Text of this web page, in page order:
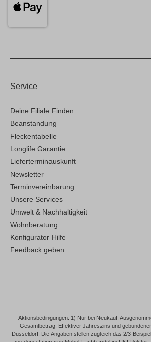
Service
Deine Filiale Finden
Beanstandung
Fleckentabelle
Longlife Garantie
Lieferterminauskunft
Newsletter
Terminvereinbarung
Unsere Services
Umwelt & Nachhaltigkeit
Wohnberatung
Konfigurator Hilfe
Feedback geben
Aktionsbedingungen: 1) Nur bei Neukauf.
Gesamtbetrag. Effektiver Jahreszins und
Düsseldorf. Die Angaben stellen zugleich das 2/3-